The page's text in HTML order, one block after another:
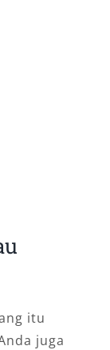
itu
juga